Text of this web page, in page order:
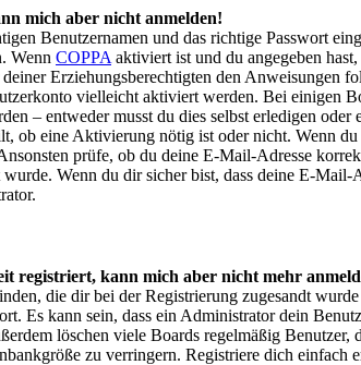
mich aber nicht anmelden!
Benutzernamen und das richtige Passwort
Wenn COPPA aktiviert ist und du angegeben
Erziehungsberechtigten den Anweisungen
vielleicht aktiviert werden. Bei einigen
– entweder musst du dies selbst erledigen
ob eine Aktivierung nötig ist oder nicht. Wenn
prüfe, ob du deine E-Mail-Adresse
Wenn du dir sicher bist, dass deine E-Mail-
registriert, kann mich aber nicht mehr
die dir bei der Registrierung zugesandt
Es kann sein, dass ein Administrator dein
löschen viele Boards regelmäßig Benutzer,
zu verringern. Registriere dich einfach